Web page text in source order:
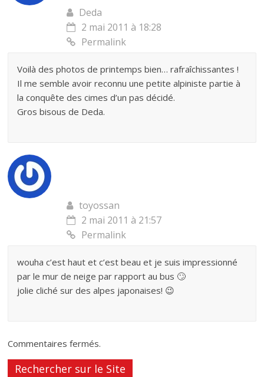
Deda
2 mai 2011 à 18:28
Permalink
Voilà des photos de printemps bien… rafraîchissantes !
Il me semble avoir reconnu une petite alpiniste partie à
la conquête des cimes d’un pas décidé.
Gros bisous de Deda.
toyossan
2 mai 2011 à 21:57
Permalink
wouha c’est haut et c’est beau et je suis impressionné
par le mur de neige par rapport au bus 🙄
jolie cliché sur des alpes japonaises! 😉
Commentaires fermés.
Rechercher sur le Site